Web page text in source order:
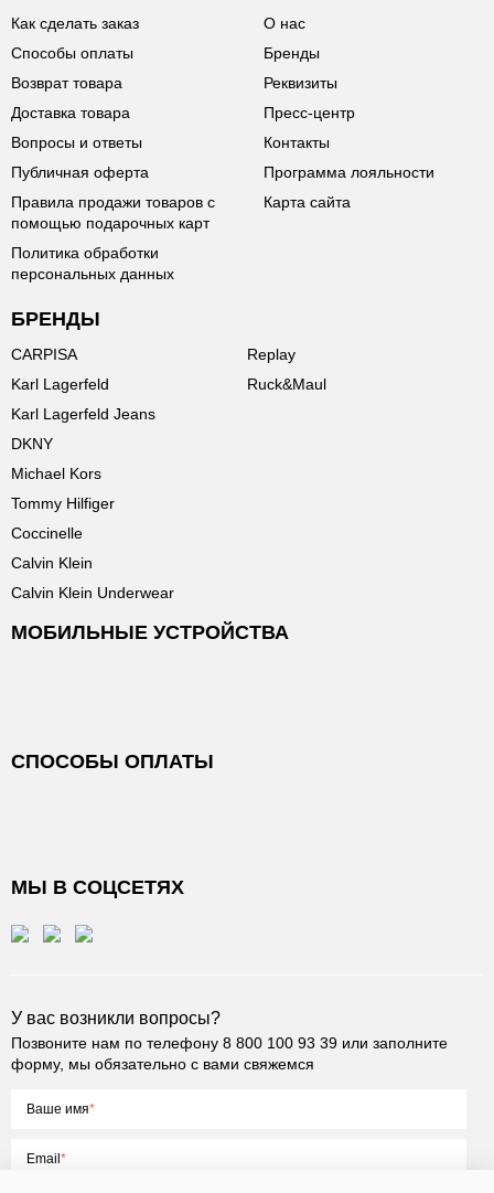
Как сделать заказ
Способы оплаты
Возврат товара
Доставка товара
Вопросы и ответы
Публичная оферта
Правила продажи товаров с
помощью подарочных карт
Политика обработки
персональных данных
О нас
Бренды
Реквизиты
Пресс-центр
Контакты
Программа лояльности
Карта сайта
БРЕНДЫ
CARPISA
Karl Lagerfeld
Karl Lagerfeld Jeans
DKNY
Michael Kors
Tommy Hilfiger
Coccinelle
Calvin Klein
Calvin Klein Underwear
Replay
Ruck&Maul
МОБИЛЬНЫЕ УСТРОЙСТВА
СПОСОБЫ ОПЛАТЫ
МЫ В СОЦСЕТЯХ
У вас возникли вопросы?
Позвоните нам по телефону 8 800 100 93 39 или заполните
форму, мы обязательно с вами свяжемся
Ваше имя
Email